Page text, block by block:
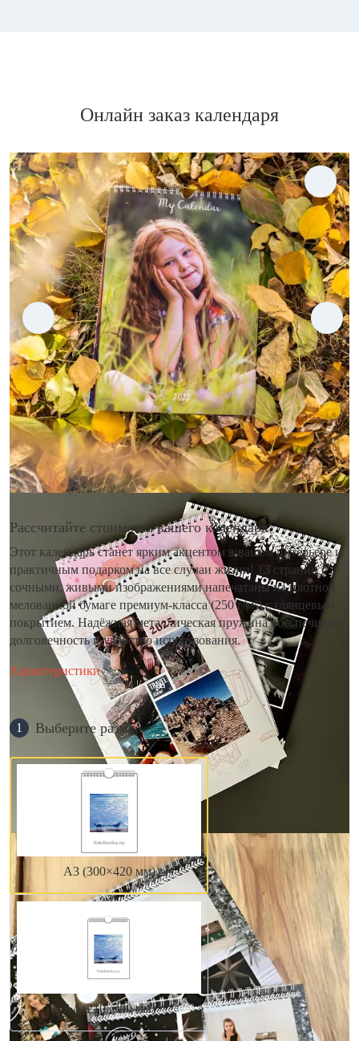
Онлайн заказ календаря
Рассчитайте стоимость вашего календаря
Этот календарь станет ярким акцентом в вашем интерьере и
практичным подарком на все случаи жизни! 13 страниц с
сочными, живыми изображениями напечатаны на плотной
мелованной бумаге премиум-класса (250 г/м²) с глянцевым
покрытием. Надёжная металлическая пружина обеспечивает
долговечность и удобство использования.
Характеристики
1 Выберите размер
А3 (300×420 мм)
А4 (210×300 мм)